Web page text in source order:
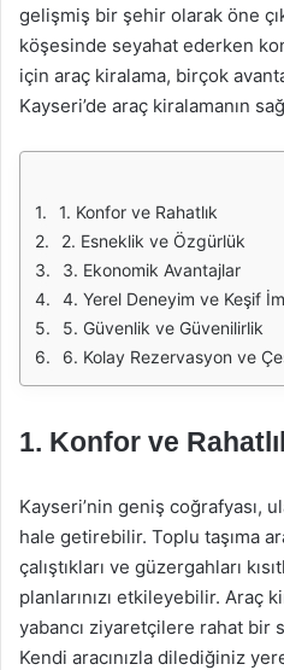
gelişmiş bir şehir olarak öne
köşesinde seyahat ederken
için araç kiralama, birçok
Kayseri’de araç kiralamanın
1. Konfor ve Rahatlık
2. Esneklik ve Özgürlük
3. Ekonomik Avantajlar
4. Yerel Deneyim ve Keşif
5. Güvenlik ve Güvenilirlik
6. Kolay Rezervasyon ve
1. Konfor ve
Kayseri’nin geniş coğrafyası,
hale getirebilir. Toplu taşıma
çalıştıkları ve güzergahları
planlarınızı etkileyebilir. Araç
yabancı ziyaretçilere rahat bir
Kendi aracınızla dilediğiniz